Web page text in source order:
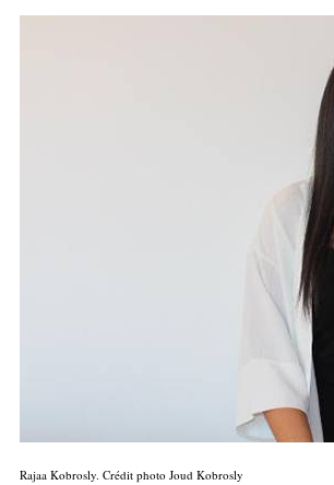
Rajaa Kobrosly. Crédit photo Joud Kobrosly